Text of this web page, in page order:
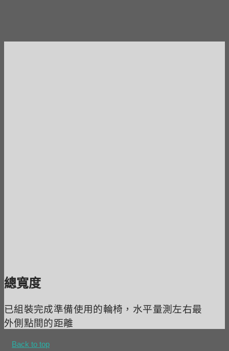
總寬度
已組裝完成準備使用的輪椅，水平量測左右最
外側點間的距離
Back to top